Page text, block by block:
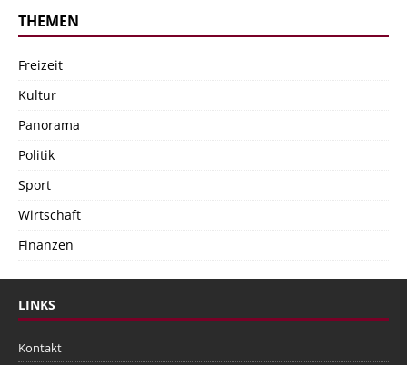
THEMEN
Freizeit
Kultur
Panorama
Politik
Sport
Wirtschaft
Finanzen
LINKS
Kontakt